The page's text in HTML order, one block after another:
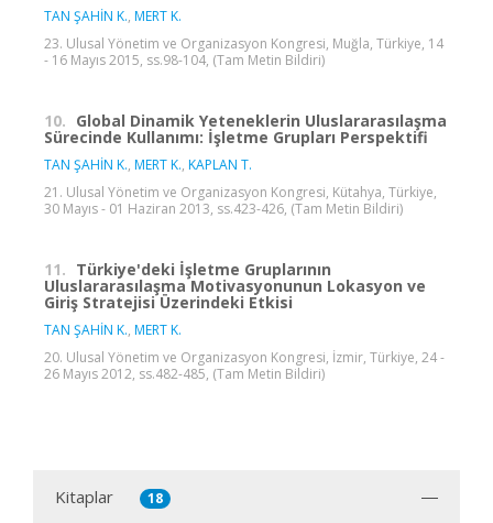
TAN ŞAHİN K., MERT K.
23. Ulusal Yönetim ve Organizasyon Kongresi, Muğla, Türkiye, 14
- 16 Mayıs 2015, ss.98-104, (Tam Metin Bildiri)
10. Global Dinamik Yeteneklerin Uluslararasılaşma
Sürecinde Kullanımı: İşletme Grupları Perspektifi
TAN ŞAHİN K., MERT K., KAPLAN T.
21. Ulusal Yönetim ve Organizasyon Kongresi, Kütahya, Türkiye,
30 Mayıs - 01 Haziran 2013, ss.423-426, (Tam Metin Bildiri)
11. Türkiye'deki İşletme Gruplarının
Uluslararasılaşma Motivasyonunun Lokasyon ve
Giriş Stratejisi Üzerindeki Etkisi
TAN ŞAHİN K., MERT K.
20. Ulusal Yönetim ve Organizasyon Kongresi, İzmir, Türkiye, 24 -
26 Mayıs 2012, ss.482-485, (Tam Metin Bildiri)
Kitaplar 18